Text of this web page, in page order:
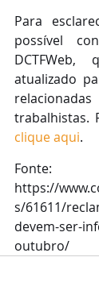
Para
possível
DCTFWeb,
atualizado
clique aqui.
Fonte:
https://
s/61611/
devem-ser-
outubro/